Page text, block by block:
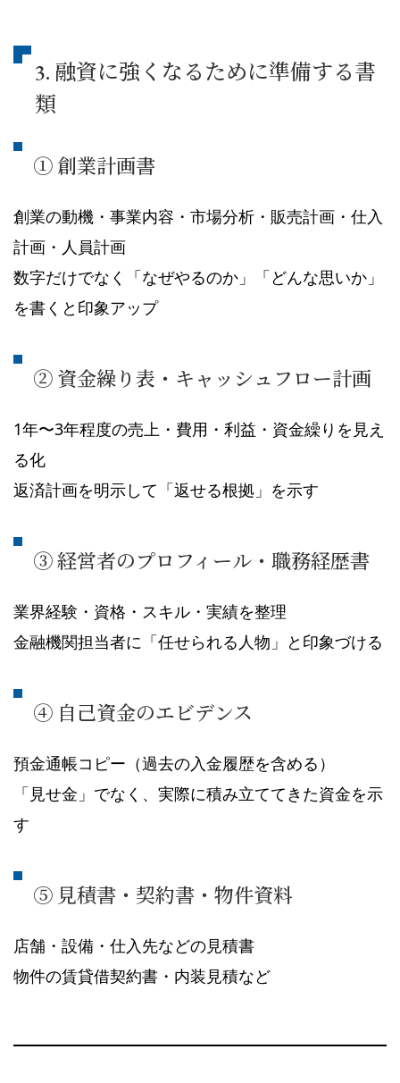
3. 融資に強くなるために準備する書
類
① 創業計画書
創業の動機・事業内容・市場分析・販売計画・仕入
計画・人員計画
数字だけでなく「なぜやるのか」「どんな思いか」
を書くと印象アップ
② 資金繰り表・キャッシュフロー計画
1年〜3年程度の売上・費用・利益・資金繰りを見え
る化
返済計画を明示して「返せる根拠」を示す
③ 経営者のプロフィール・職務経歴書
業界経験・資格・スキル・実績を整理
金融機関担当者に「任せられる人物」と印象づける
④ 自己資金のエビデンス
預金通帳コピー（過去の入金履歴を含める）
「見せ金」でなく、実際に積み立ててきた資金を示
す
⑤ 見積書・契約書・物件資料
店舗・設備・仕入先などの見積書
物件の賃貸借契約書・内装見積など